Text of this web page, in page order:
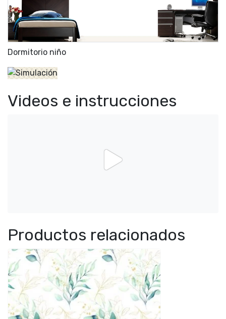
Dormitorio niño
Videos e instrucciones
Productos relacionados